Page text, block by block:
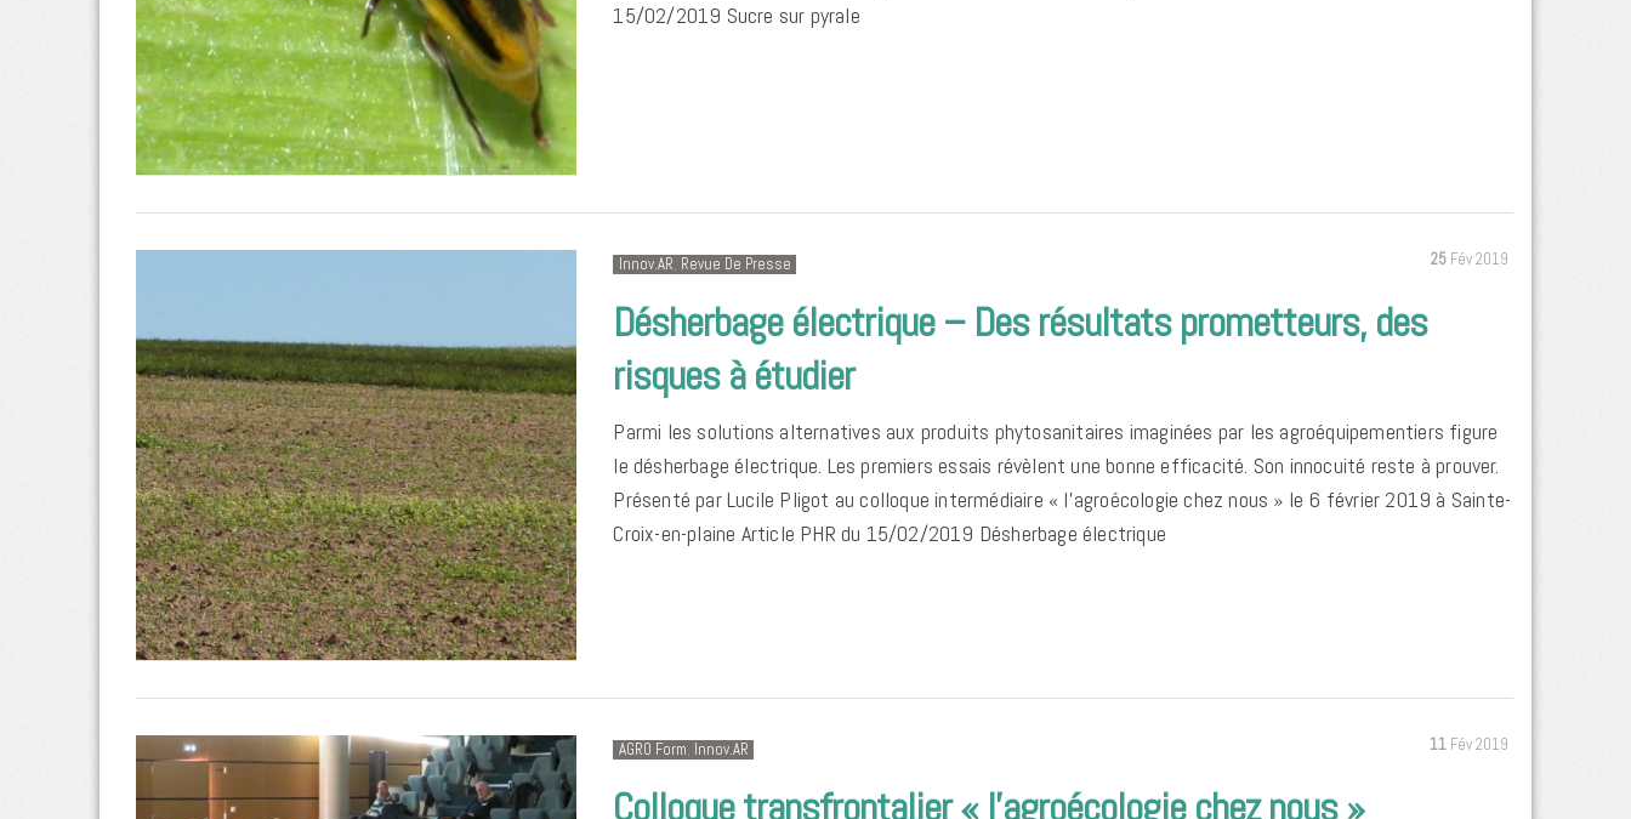
15/02/2019 Sucre sur pyrale
25 Fév 2019
Innov.AR, Revue De Presse
Désherbage électrique – Des résultats prometteurs, des
risques à étudier
Parmi les solutions alternatives aux produits phytosanitaires imaginées par les agroéquipementiers figure
le désherbage électrique. Les premiers essais révèlent une bonne efficacité. Son innocuité reste à prouver.
Présenté par Lucile Pligot au colloque intermédiaire « l’agroécologie chez nous » le 6 février 2019 à Sainte-
Croix-en-plaine Article PHR du 15/02/2019 Désherbage électrique
11 Fév 2019
AGRO Form, Innov.AR
Colloque transfrontalier « l’agroécologie chez nous »